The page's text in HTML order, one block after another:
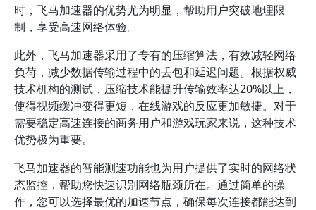
时，飞马加速器的优势尤为明显，帮助用户突破地理限
制，享受高速网络体验。
此外，飞马加速器采用了专有的压缩算法，有效减轻网络
负荷，减少数据传输过程中的丢包和延迟问题。根据权威
技术机构的测试，压缩技术能提升传输效率达20%以上，
使得视频缓冲变得更短，在线游戏的反应更加敏捷。对于
需要稳定高速连接的商务用户和游戏玩家来说，这种技术
优势极为重要。
飞马加速器的智能测速功能也为用户提供了实时的网络状
态监控，帮助您快速识别网络瓶颈所在。通过简单的操
作，您可以选择最优的加速节点，确保每次连接都能达到